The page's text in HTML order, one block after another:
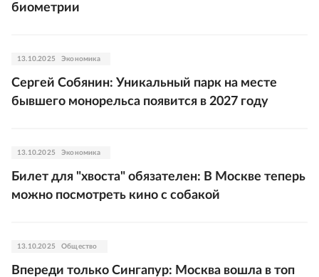
биометрии
13.10.2025 Экономика
Сергей Собянин: Уникальный парк на месте
бывшего монорельса появится в 2027 году
13.10.2025 Экономика
Билет для "хвоста" обязателен: В Москве теперь
можно посмотреть кино с собакой
13.10.2025 Общество
Впереди только Сингапур: Москва вошла в топ